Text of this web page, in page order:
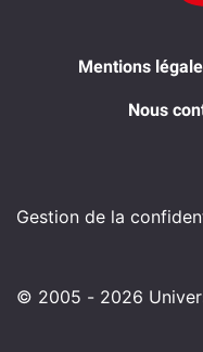
Mentions
Nous
Gestion de la
© 2005 - 2026